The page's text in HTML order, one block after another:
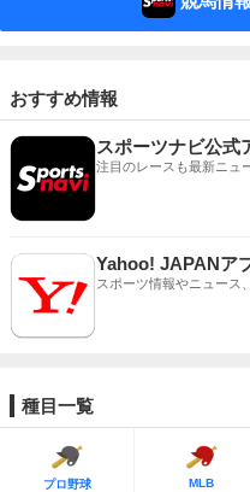
おすすめ情報
スポーツナビ公式
注目のレースも最新ニュ
Yahoo! JAPANア
スポーツ情報やニュース
種目一覧
プロ野球 MLB